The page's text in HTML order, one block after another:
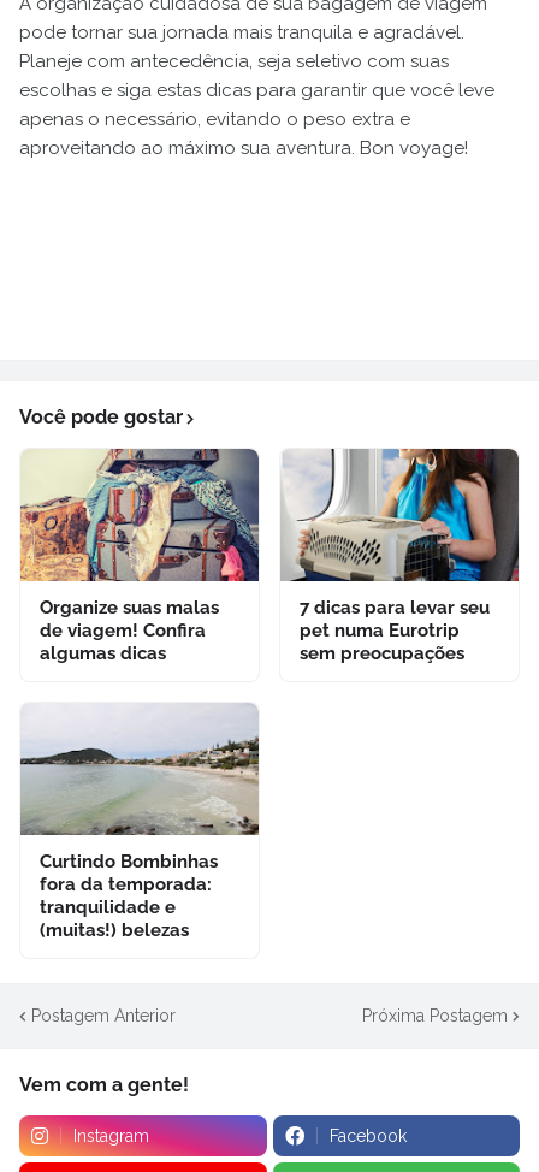
pode tornar sua jornada mais tranquila e agradável.
Planeje com antecedência, seja seletivo com suas
escolhas e siga estas dicas para garantir que você leve
apenas o necessário, evitando o peso extra e
aproveitando ao máximo sua aventura. Bon voyage!
Você pode gostar
Organize suas malas
de viagem! Confira
algumas dicas
7 dicas para levar seu
pet numa Eurotrip
sem preocupações
Curtindo Bombinhas
fora da temporada:
tranquilidade e
(muitas!) belezas
Postagem Anterior Próxima Postagem
Vem com a gente!
Instagram Facebook